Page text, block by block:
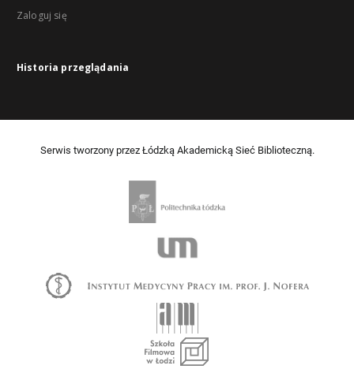
Zaloguj się
Historia przeglądania
Serwis tworzony przez Łódzką Akademicką Sieć Biblioteczną.